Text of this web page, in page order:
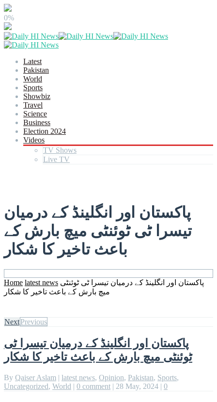
0%
Latest
Pakistan
World
Sports
Showbiz
Travel
Science
Business
Election 2024
Videos
TV Shows
Live TV
پاکستان اور انگلینڈ کے درمیان
تیسرا ٹی ٹوئنٹی میچ بارش کے
باعث تاخیر کا شکار
Home latest news پاکستان اور انگلینڈ کے درمیان تیسرا ٹی ٹوئنٹی
میچ بارش کے باعث تاخیر کا شکار
NextPrevious
پاکستان اور انگلینڈ کے درمیان تیسرا ٹی
ٹوئنٹی میچ بارش کے باعث تاخیر کا شکار
By Qaiser Aslam | latest news, Opinion, Pakistan, Sports,
Uncategorized, World | 0 comment | 28 May, 2024 | 0